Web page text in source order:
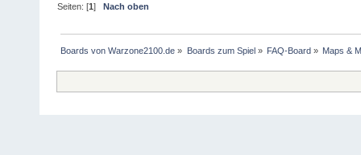
Seiten: [1]Nach oben
Boards von Warzone2100.de » Boards zum Spiel» FAQ-Board» Maps &